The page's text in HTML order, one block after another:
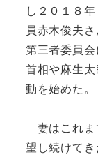
し２０１８
員赤木俊夫
第三者委員
首相や麻生
動を始めた。
妻はこれま
望し続けて